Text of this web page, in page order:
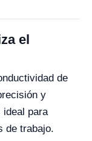
el
de
y
ideal para
de trabajo.